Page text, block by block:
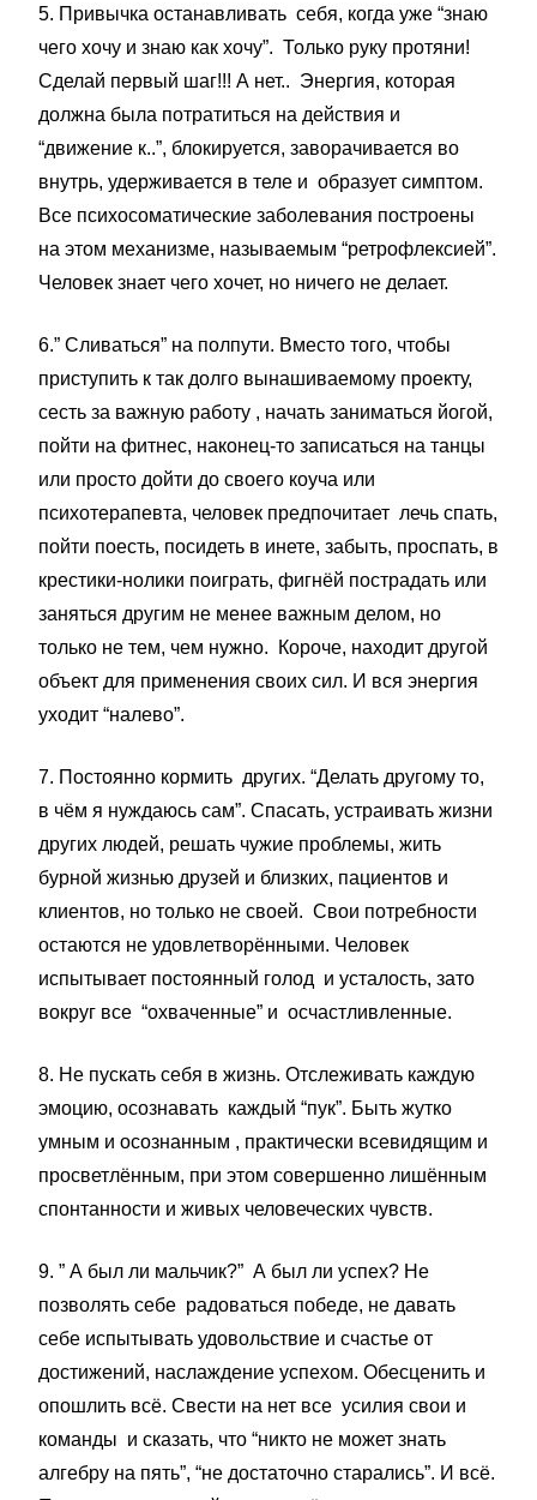
5. Привычка останавливать себя, когда уже “знаю
чего хочу и знаю как хочу”. Только руку протяни!
Сделай первый шаг!!! А нет.. Энергия, которая
должна была потратиться на действия и
“движение к..”, блокируется, заворачивается во
внутрь, удерживается в теле и образует симптом.
Все психосоматические заболевания построены
на этом механизме, называемым “ретрофлексией”.
Человек знает чего хочет, но ничего не делает.
6.” Сливаться” на полпути. Вместо того, чтобы
приступить к так долго вынашиваемому проекту,
сесть за важную работу , начать заниматься йогой,
пойти на фитнес, наконец-то записаться на танцы
или просто дойти до своего коуча или
психотерапевта, человек предпочитает лечь спать,
пойти поесть, посидеть в инете, забыть, проспать, в
крестики-нолики поиграть, фигнёй пострадать или
заняться другим не менее важным делом, но
только не тем, чем нужно. Короче, находит другой
объект для применения своих сил. И вся энергия
уходит “налево”.
7. Постоянно кормить других. “Делать другому то,
в чём я нуждаюсь сам”. Спасать, устраивать жизни
других людей, решать чужие проблемы, жить
бурной жизнью друзей и близких, пациентов и
клиентов, но только не своей. Свои потребности
остаются не удовлетворёнными. Человек
испытывает постоянный голод и усталость, зато
вокруг все “охваченные” и осчастливленные.
8. Не пускать себя в жизнь. Отслеживать каждую
эмоцию, осознавать каждый “пук”. Быть жутко
умным и осознанным , практически всевидящим и
просветлённым, при этом совершенно лишённым
спонтанности и живых человеческих чувств.
9. ” А был ли мальчик?” А был ли успех? Не
позволять себе радоваться победе, не давать
себе испытывать удовольствие и счастье от
достижений, наслаждение успехом. Обесценить и
опошлить всё. Свести на нет все усилия свои и
команды и сказать, что “никто не может знать
алгебру на пять”, “не достаточно старались”. И всё.